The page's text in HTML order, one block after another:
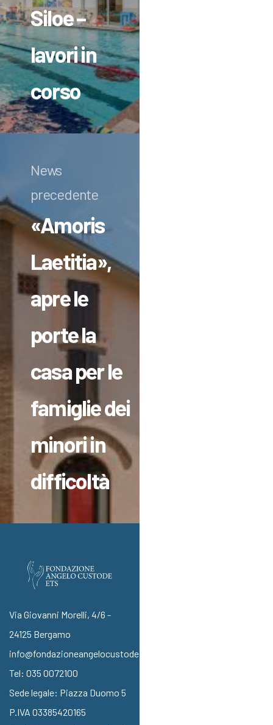
Siloe –
lavori in
corso
News
precedente
«Amoris
Laetitia»,
apre le
porte la
casa per le
famiglie dei
minori in
difficoltà
Via Giovanni Morelli, 4/6 -
24125 Bergamo
info@fondazioneangelocustode.it
Tel: 035 0072100
Sede legale: Piazza Duomo 5
P.IVA 03385420165